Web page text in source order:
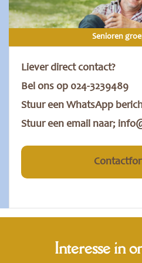
Senioren
Liever direct contact?
Bel ons op 024-3239489
Stuur een WhatsApp
Stuur een email naar;
Interesse in